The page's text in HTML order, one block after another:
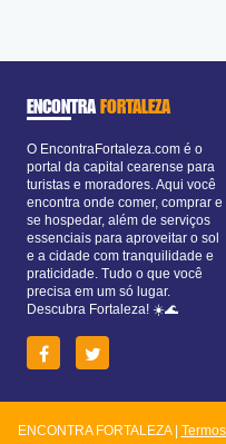
ENCONTRAFORTALEZA
O EncontraFortaleza.com é o
portal da capital cearense para
turistas e moradores. Aqui você
encontra onde comer, comprar e
se hospedar, além de serviços
essenciais para aproveitar o sol
e a cidade com tranquilidade e
praticidade. Tudo o que você
precisa em um só lugar.
Descubra Fortaleza! ☀️🌊
ENCONTRA FORTALEZA |